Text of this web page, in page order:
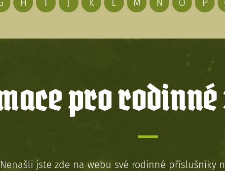
H I J K L M N O P
pro
Nenašli jste zde na webu své rodinné příslušníky